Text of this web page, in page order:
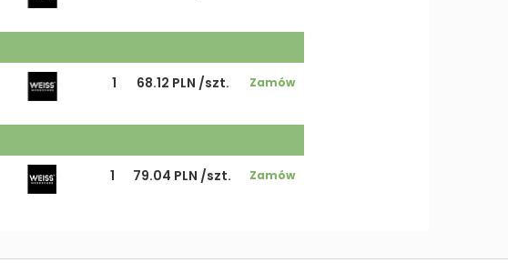
1 68.12 PLN /szt. Zamów
1 79.04 PLN /szt. Zamów